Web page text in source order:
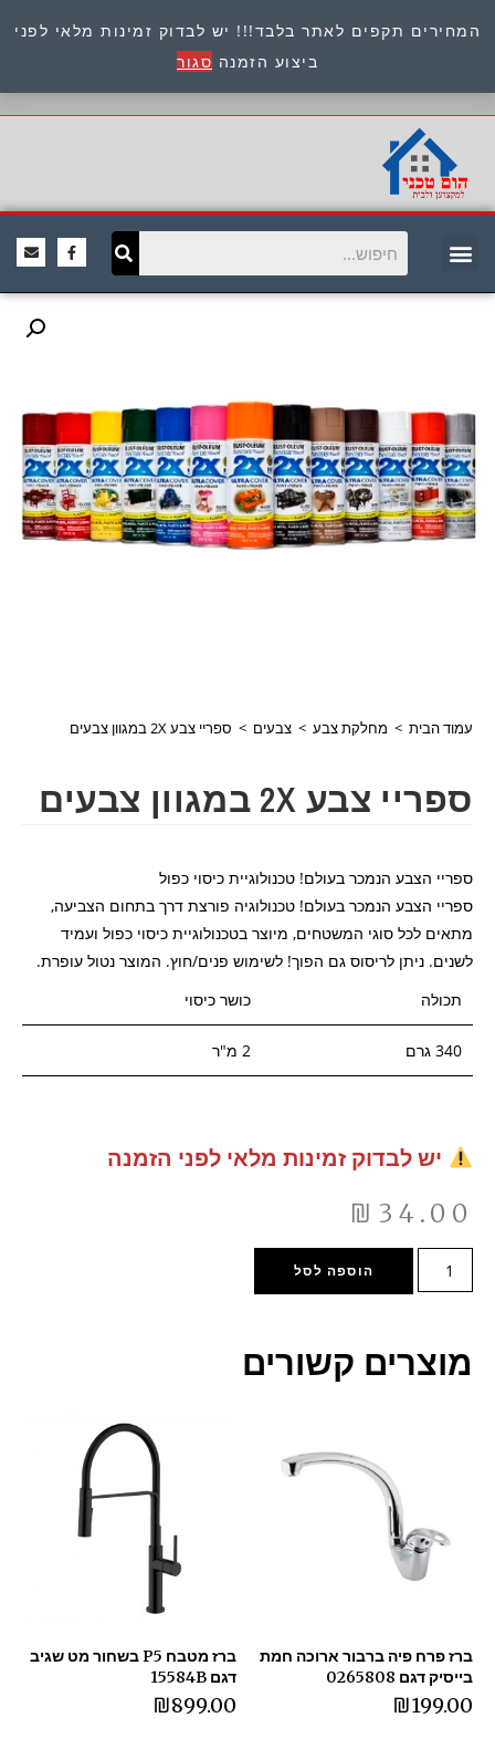
המחירים תקפים לאתר בלבד!!! יש לבדוק זמינות מלאי לפני
ביצוע הזמנה סגור
כתובת : היוזמים 9 אור יהודה שירות לקוחות 054-
8945722
עמוד הבית > מחלקת צבע > צבעים > ספריי צבע 2X במגוון צבעים
ספריי צבע 2X במגוון צבעים
ספריי הצבע הנמכר בעולם! טכנולוגיית כיסוי כפול
ספריי הצבע הנמכר בעולם! טכנולוגיה פורצת דרך בתחום הצביעה,
מתאים לכל סוגי המשטחים, מיוצר בטכנולוגיית כיסוי כפול ועמיד
לשנים. ניתן לריסוס גם הפוך! לשימוש פנים/חוץ. המוצר נטול עופרת.
תכולה
כושר כיסוי
340 גרם 2 מ"ר
יש לבדוק זמינות מלאי לפני הזמנה
₪ 34.00
הוספה לסל
מוצרים קשורים
ברז פרח פיה ברבור ארוכה חמת
בייסיק דגם 0265808
₪199.00
ברז מטבח P5 בשחור מט שגיב
דגם 15584B
₪899.00